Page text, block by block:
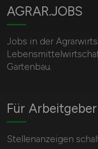
AGRAR.JOBS
Jobs in der
Gartenbau.
Für Arbeitgeber
Stellenanzeigen